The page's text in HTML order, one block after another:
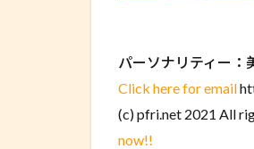
パーソナリティー：
Click here for email
(c) pfri.net 2021 All
now!!